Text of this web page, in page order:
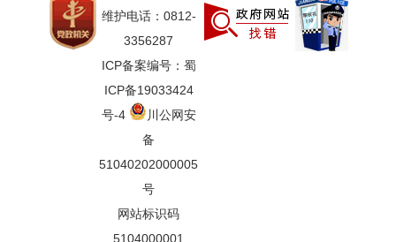
维护电话：0812-
3356287
ICP备案编号：蜀
ICP备19033424
号-4
川公网安
备
51040202000005
号
网站标识码
5104000001